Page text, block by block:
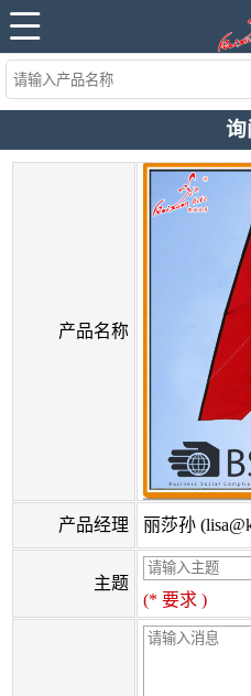
询
产品名称
产品经理 丽莎孙
主题
(* 要求 )